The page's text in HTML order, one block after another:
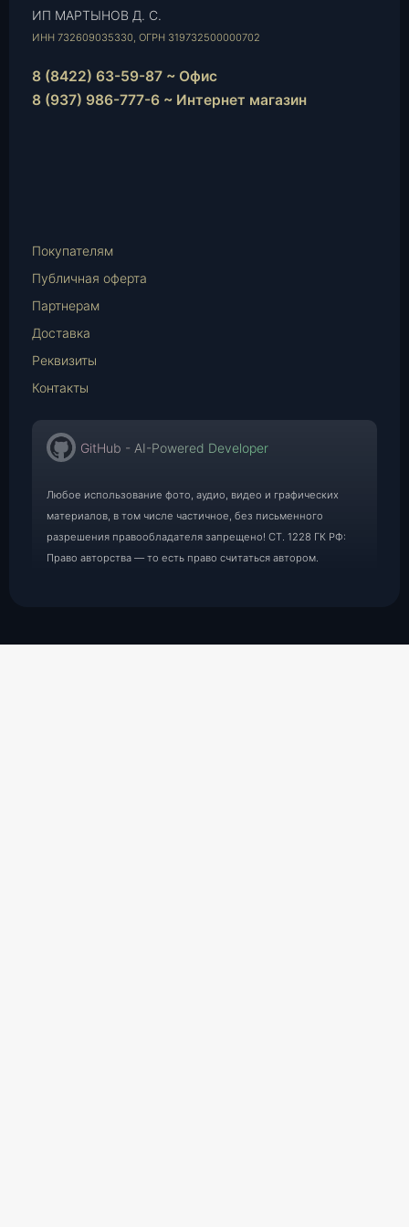
ИП МАРТЫНОВ Д. С.
ИНН 732609035330, ОГРН 319732500000702
8 (8422) 63-59-87 ~ Офис
8 (937) 986-777-6 ~ Интернет магазин
Mail
Покупателям
Публичная оферта
Партнерам
Доставка
Реквизиты
Контакты
GitHub - AI-Powered Developer
Любое использование фото, аудио, видео и графических
материалов, в том числе частичное, без письменного
разрешения правообладателя запрещено! СТ. 1228 ГК РФ:
Право авторства — то есть право считаться автором.